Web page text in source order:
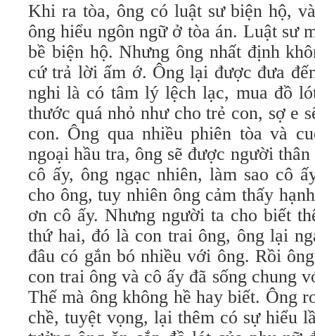
Khi ra tòa, ông có luật sư biện hộ,
ông hiểu ngôn ngữ ở tòa án. Luật sư
bề biện hộ. Nhưng ông nhất định
cứ trả lời ấm ớ. Ông lại được đưa
nghi là có tâm lý lệch lạc, mua đồ
thước quá nhỏ như cho trẻ con, sợ e
con. Ông qua nhiều phiên tòa và
ngoại hầu tra, ông sẽ được người
cô ấy, ông ngạc nhiên, làm sao cô
cho ông, tuy nhiên ông cảm thấy
ơn cô ấy. Nhưng người ta cho biết
thứ hai, đó là con trai ông, ông lại
đâu có gắn bó nhiều với ông. Rồi
con trai ông và cô ấy đã sống chung
Thế mà ông không hề hay biết. Ông
chề, tuyệt vọng, lại thêm có sự hiểu